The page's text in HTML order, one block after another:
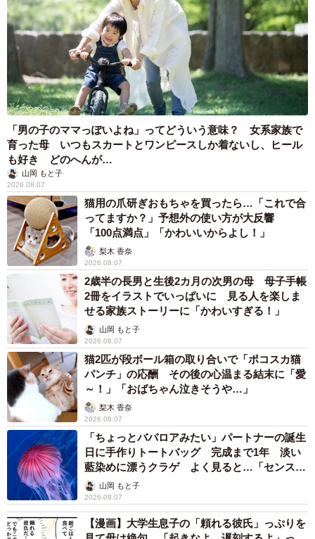
「男の子のママっぽいよね」ってどういう意味？ 女系家族で
育った母 いつもスカートとワンピースしか着ないし、ヒール
も好き どのへんが…
山岡 もと子
2026.08.07
猫用の爪研ぎおもちゃを買ったら…「これで合
ってますか？」予想外の使い方が大反響
「100点満点」「かわいいからよし！」
梨木 香奈
2026.08.07
2歳半の長男と生後2カ月の次男の母 母子手帳
2冊をイラストでいっぱいに 見る人を楽しま
せる家族ストーリーに「かわいすぎる！」
山岡 もと子
2026.08.07
猫2匹が段ボール箱の取り合いで「ポコスカ猫
パンチ」の応酬 その後の心温まる結末に「愛
～！」「おばちゃん泣きそうや…」
梨木 香奈
2026.08.07
「ちょっとババロアみたい」パートナーの誕生
日に手作りトートバッグ 完成まで1年 淡い
藍染めに漂うクラゲ よく見ると…「センスす
ごい」山岡 もと子
2026.08.07
【漫画】大学生息子の「頼れる彼氏」っぷりを